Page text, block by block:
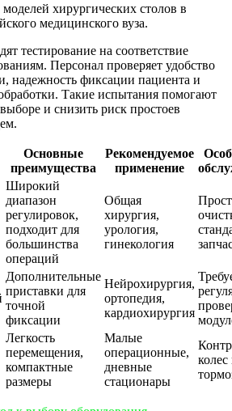
хирургических столов в
медицинского вуза.
тестирование на соответствие
Персонал проверяет удобство
надежность фиксации пациента и
Такие испытания помогают
и снизить риск простоев
Основные
преимущества
Рекомендуемое
применение
Широкий
диапазон
регулировок,
подходит для
большинства
операций
Общая
хирургия,
урология,
гинекология
Дополнительные
приставки для
точной
фиксации
Нейрохирургия,
ортопедия,
кардиохирургия
Легкость
перемещения,
компактные
размеры
Малые
операционные,
дневные
стационары
колес